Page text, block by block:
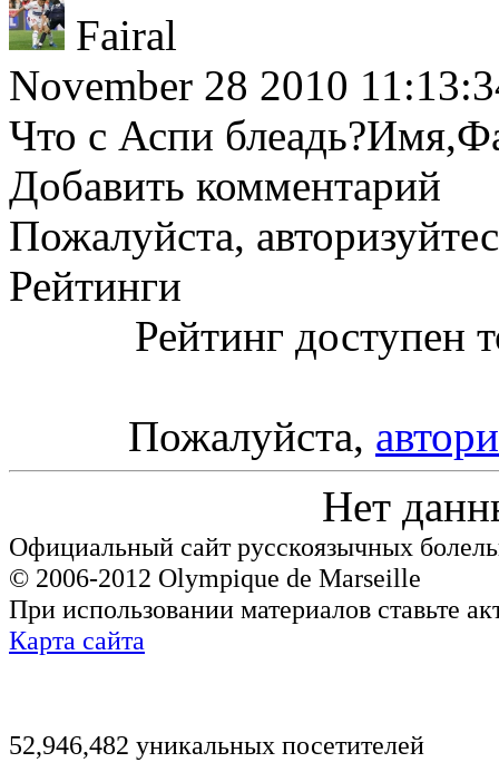
Fairal
November 28 2010
Что с Аспи
Добавить комментарий
Пожалуйста,
Рейтинги
Рейтинг доступен
Пожалуйста,
Нет
Официальный сайт русскоязычных
© 2006-2012 Olympique de Marseille
При использовании материалов ставьте
Карта сайта
52,946,482 уникальных посетителей